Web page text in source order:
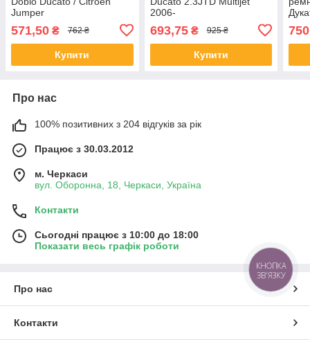
Jumper
2004-
571,50 ₴ 762 ₴
Купити
2006-
693,75₴ 925 ₴
Купити
750
Про нас
100% позитивних з 204 відгуків за рік
Працює з 30.03.2012
м. Черкаси
вул. Оборонна, 18, Черкаси, Україна
Контакти
Сьогодні працює з 10:00 до 18:00
Показати весь графік роботи
Про нас
Контакти
КНОПКА
ЗВ'ЯЗКУ